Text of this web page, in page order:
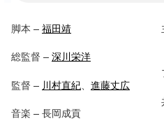
脚本 –福田靖
総監督 –深川栄洋
監督 – 川村直紀
進藤丈広
音楽 – 長岡成貢